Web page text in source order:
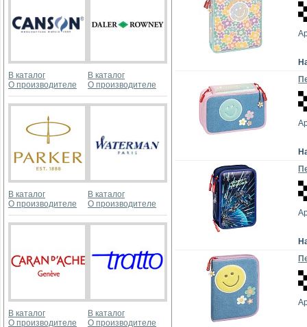
В каталог
О производителе
В каталог
О производителе
В каталог
О производителе
В каталог
О производителе
В каталог
О производителе
В каталог
О производителе